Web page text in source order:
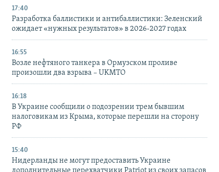
17:40
Разработка баллистики и антибаллистики: Зеленский
ожидает «нужных результатов» в 2026-2027 годах
16:55
Возле нефтяного танкера в Ормузском проливе
произошли два взрыва – UKMTO
16:18
В Украине сообщили о подозрении трем бывшим
налоговикам из Крыма, которые перешли на сторону
РФ
15:40
Нидерланды не могут предоставить Украине